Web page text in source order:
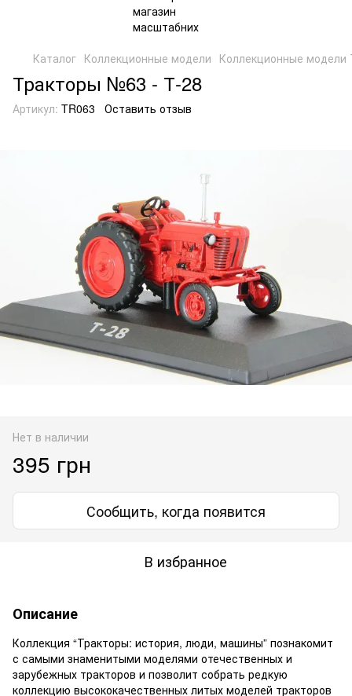
Каталог Коллекционные модели Коллекционные
Тракторы №63 - Т-28
Артикул: TR063 Оставить отзыв
Нет в наличии
395 грн
Сообщить, когда появится
В избранное
Описание
Коллекция “Тракторы: история, люди, машины” познакомит
с самыми знаменитыми моделями отечественных и
зарубежных тракторов и позволит собрать редкую
коллекцию высококачественных литых моделей тракторов